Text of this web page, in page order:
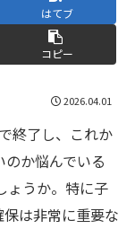
はてブ
コピー
2026.04.01
終了し、これか
か悩んでいる
ょうか。特に子
は非常に重要な